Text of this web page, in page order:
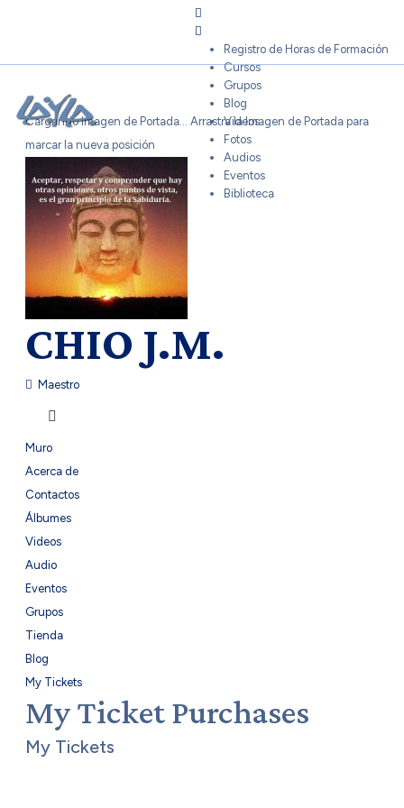
Registro de Horas de Formación
Cursos
Grupos
Blog
Videos
Fotos
Audios
Eventos
Biblioteca
Cargando Imagen de Portada... Arrastra la Imagen de Portada para
marcar la nueva posición
CHIO J.M.
Maestro
Muro
Acerca de
Contactos
Álbumes
Videos
Audio
Eventos
Grupos
Tienda
Blog
My Tickets
My Ticket Purchases
My Tickets